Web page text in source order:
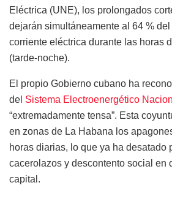
Eléctrica (UNE), los prolongados
dejarán simultáneamente al 64 %
corriente eléctrica durante las horas
(tarde-noche).
El propio Gobierno cubano ha
del Sistema Electroenergético
“extremadamente tensa”. Esta
en zonas de La Habana los
horas diarias, lo que ya ha desatado
cacerolazos y descontento social en
capital.